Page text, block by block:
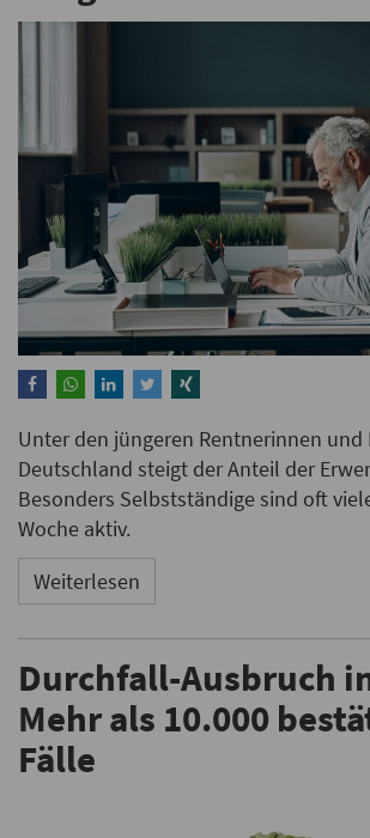
Unter den jüngeren Rentnerinnen und
Deutschland steigt der Anteil der
Besonders Selbstständige sind oft
Woche aktiv.
Weiterlesen
Durchfall-Ausbruch
Mehr als 10.000
Fälle